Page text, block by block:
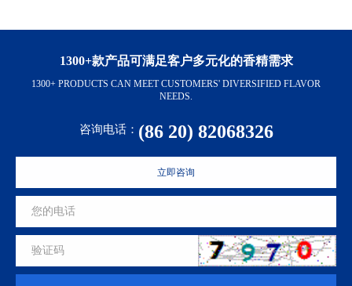
1300+款产品可满足客户多元化的香精需求
1300+ PRODUCTS CAN MEET CUSTOMERS' DIVERSIFIED FLAVOR
NEEDS.
咨询电话： (86 20) 82068326
立即咨询